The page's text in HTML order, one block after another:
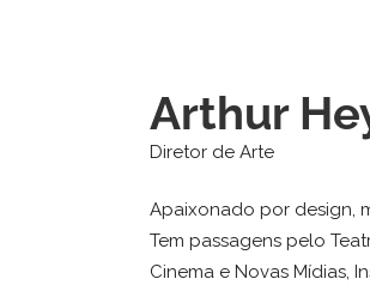
Arthur
Diretor de Arte
Apaixonado por design,
Tem passagens pelo
Cinema e Novas Mídias,